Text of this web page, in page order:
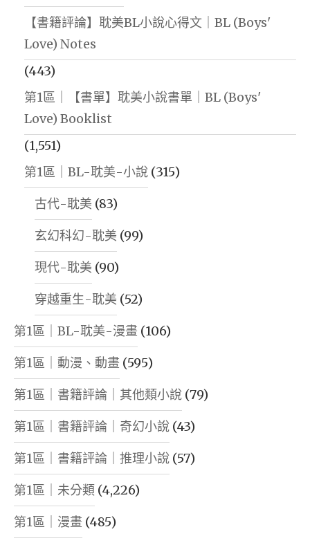
【書籍評論】耽美BL小說心得文｜BL (Boys'
Love) Notes
(443)
第1區｜【書單】耽美小說書單｜BL (Boys'
Love) Booklist
(1,551)
第1區｜BL-耽美-小說 (315)
古代-耽美 (83)
玄幻科幻-耽美 (99)
現代-耽美 (90)
穿越重生-耽美 (52)
第1區｜BL-耽美-漫畫 (106)
第1區｜動漫、動畫 (595)
第1區｜書籍評論｜其他類小說 (79)
第1區｜書籍評論｜奇幻小說 (43)
第1區｜書籍評論｜推理小說 (57)
第1區｜未分類 (4,226)
第1區｜漫畫 (485)